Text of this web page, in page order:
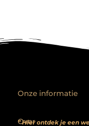
Over
” Hier ontdek je een
Onze informatie